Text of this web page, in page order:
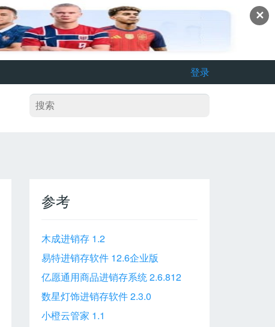
✕
登录
参考
木成进销存 1.2
易特进销存软件 12.6企业版
亿愿通用商品进销存系统 2.6.812
数星灯饰进销存软件 2.3.0
小橙云管家 1.1